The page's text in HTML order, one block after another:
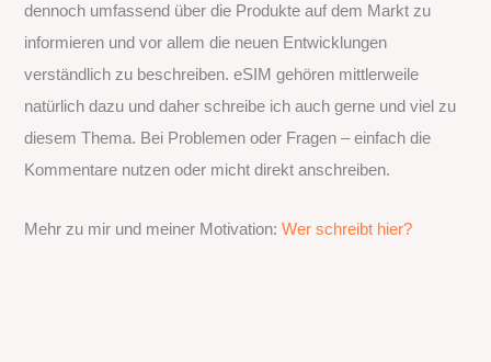
dennoch umfassend über die Produkte auf dem Markt zu
informieren und vor allem die neuen Entwicklungen
verständlich zu beschreiben. eSIM gehören mittlerweile
natürlich dazu und daher schreibe ich auch gerne und viel zu
diesem Thema. Bei Problemen oder Fragen – einfach die
Kommentare nutzen oder micht direkt anschreiben.
Mehr zu mir und meiner Motivation:Wer schreibt hier?